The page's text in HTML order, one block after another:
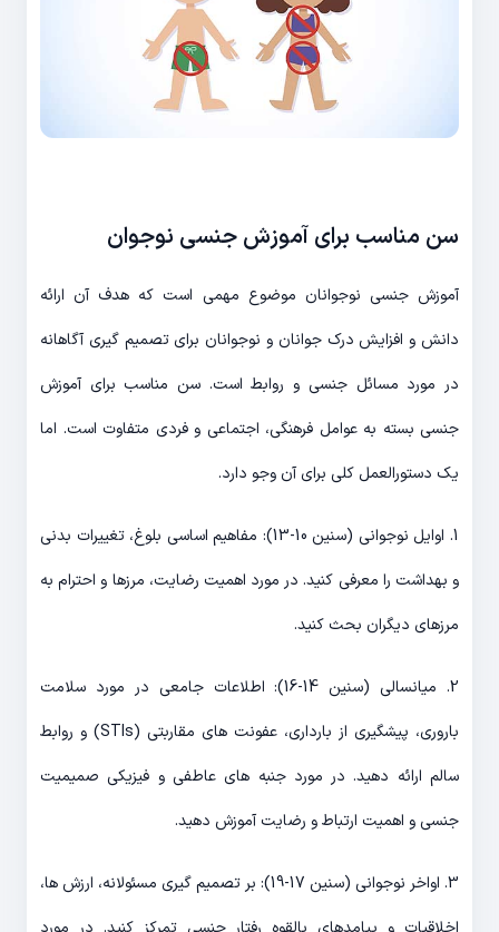
سن مناسب برای آموزش جنسی نوجوان
آموزش جنسی نوجوانان موضوع مهمی است که هدف آن ارائه
دانش و افزایش درک جوانان و نوجوانان برای تصمیم گیری آگاهانه
در مورد مسائل جنسی و روابط است. سن مناسب برای آموزش
جنسی بسته به عوامل فرهنگی، اجتماعی و فردی متفاوت است. اما
یک دستورالعمل کلی برای آن وجو دارد.
1. اوایل نوجوانی (سنین 10-13): مفاهیم اساسی بلوغ، تغییرات بدنی
و بهداشت را معرفی کنید. در مورد اهمیت رضایت، مرزها و احترام به
مرزهای دیگران بحث کنید.
2. میانسالی (سنین 14-16): اطلاعات جامعی در مورد سلامت
باروری، پیشگیری از بارداری، عفونت های مقاربتی (STIs) و روابط
سالم ارائه دهید. در مورد جنبه های عاطفی و فیزیکی صمیمیت
جنسی و اهمیت ارتباط و رضایت آموزش دهید.
3. اواخر نوجوانی (سنین 17-19): بر تصمیم گیری مسئولانه، ارزش ها،